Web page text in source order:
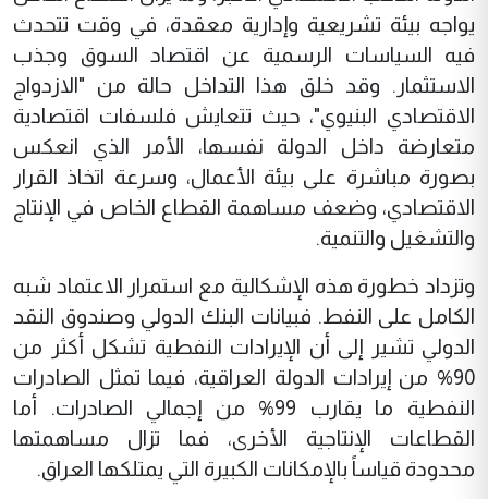
يواجه بيئة تشريعية وإدارية معقدة، في وقت تتحدث
فيه السياسات الرسمية عن اقتصاد السوق وجذب
الاستثمار. وقد خلق هذا التداخل حالة من "الازدواج
الاقتصادي البنيوي"، حيث تتعايش فلسفات اقتصادية
متعارضة داخل الدولة نفسها، الأمر الذي انعكس
بصورة مباشرة على بيئة الأعمال، وسرعة اتخاذ القرار
الاقتصادي، وضعف مساهمة القطاع الخاص في الإنتاج
والتشغيل والتنمية.
وتزداد خطورة هذه الإشكالية مع استمرار الاعتماد شبه
الكامل على النفط. فبيانات البنك الدولي وصندوق النقد
الدولي تشير إلى أن الإيرادات النفطية تشكل أكثر من
90% من إيرادات الدولة العراقية، فيما تمثل الصادرات
النفطية ما يقارب 99% من إجمالي الصادرات. أما
القطاعات الإنتاجية الأخرى، فما تزال مساهمتها
محدودة قياساً بالإمكانات الكبيرة التي يمتلكها العراق.